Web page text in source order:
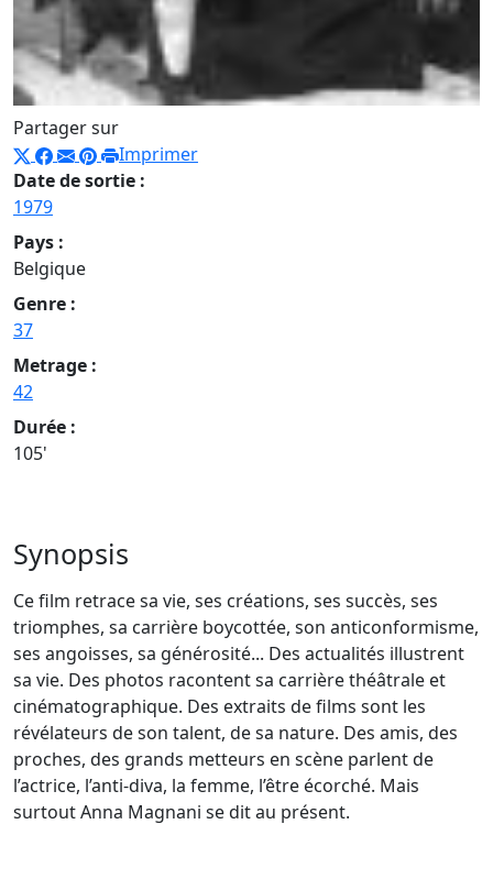
Partager sur
Imprimer
Date de sortie :
1979
Pays :
Belgique
Genre :
37
Metrage :
42
Durée :
105'
Synopsis
Ce film retrace sa vie, ses créations, ses succès, ses
triomphes, sa carrière boycottée, son anticonformisme,
ses angoisses, sa générosité... Des actualités illustrent
sa vie. Des photos racontent sa carrière théâtrale et
cinématographique. Des extraits de films sont les
révélateurs de son talent, de sa nature. Des amis, des
proches, des grands metteurs en scène parlent de
l’actrice, l’anti-diva, la femme, l’être écorché. Mais
surtout Anna Magnani se dit au présent.